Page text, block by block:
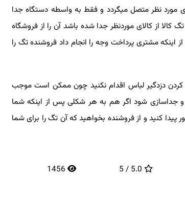
مورد نظر متصل میگردد و فقط به واسطه دستگاه جدا
از کالای موردنظر جدا شده باشد آن را از فروشگاه
مشتری پرداخت وجه را انجام داد فروشنده تگ را
دزدگیر لباس اقدام نکنید چون ممکن است موجب
جداسازی شود اگر هم به هر شکلی پس از اینکه شما
پیدا کنید و از فروشنده بخواهید که آن تگ را برای شما
5.0 / 5
1456